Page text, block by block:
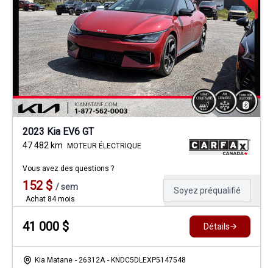
2023 Kia EV6 GT
47 482 km MOTEUR ÉLECTRIQUE
Vous avez des questions ?
152 $ /sem
Achat 84 mois
Soyez préqualifié
41 000 $ Détails
Kia Matane - 26312A - KNDC5DLEXP5147548